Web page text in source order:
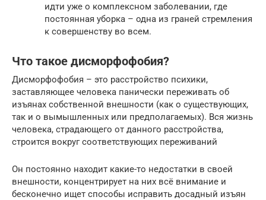
идти уже о комплексном заболевании, где
постоянная уборка – одна из граней стремления
к совершенству во всем.
Что такое дисморфофобия?
Дисморфофобия – это расстройство психики,
заставляющее человека панически переживать об
изъянах собственной внешности (как о существующих,
так и о вымышленных или предполагаемых). Вся жизнь
человека, страдающего от данного расстройства,
строится вокруг соответствующих переживаний
Он постоянно находит какие-то недостатки в своей
внешности, концентрирует на них всё внимание и
бесконечно ищет способы исправить досадный изъян